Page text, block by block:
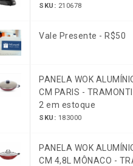
SKU: 210678
Vale Presente - R$50
PANELA WOK
CM PARIS -
2 em estoque
SKU: 183000
PANELA WOK
CM 4,8L MÔNACO -